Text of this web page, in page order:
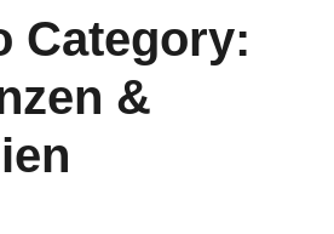
Category:
&